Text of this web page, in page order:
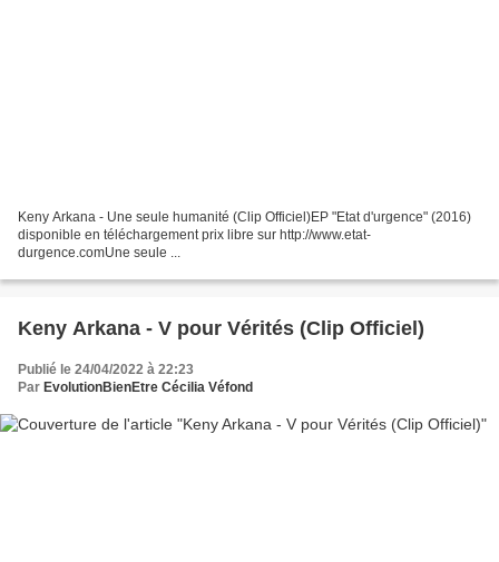
Keny Arkana - Une seule humanité (Clip Officiel)EP "Etat d'urgence" (2016)
disponible en téléchargement prix libre sur http://www.etat-
durgence.comUne seule ...
Keny Arkana - V pour Vérités (Clip Officiel)
Publié le 24/04/2022 à 22:23
Par EvolutionBienEtre Cécilia Véfond